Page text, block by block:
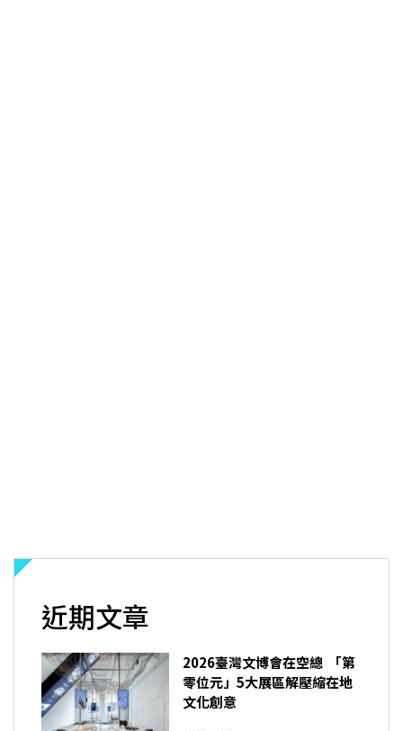
近期文章
2026臺灣文博會在空總 「第
零位元」5大展區解壓縮在地
文化創意